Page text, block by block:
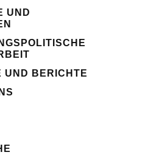
UND
UND BERICHTE